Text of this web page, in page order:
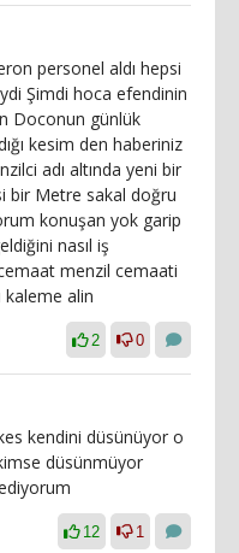
personel aldı hepsi
Şimdi hoca efendinin
Doconun günlük
kesim den haberiniz
adı altında yeni bir
bir Metre sakal doğru
konuşan yok garip
nasıl iş
menzil cemaati
kaleme alin
2 0
kendini düsünüyor o
düsünmüyor
12 1